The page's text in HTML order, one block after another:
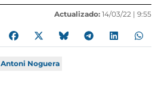
Actualizado: 14/03/22 | 9:55
Antoni Noguera